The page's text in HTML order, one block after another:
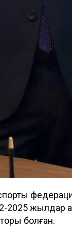
2025 жылдар
болған.